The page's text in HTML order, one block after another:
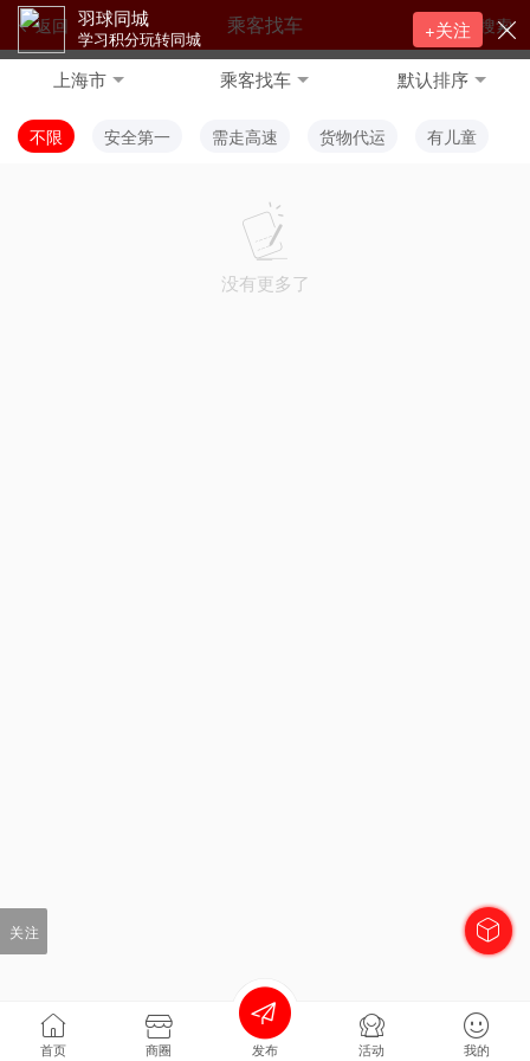
返回 搜索
乘客找车
上海市 乘客找车 默认排序
不限 安全第一 需走高速 货物代运 有儿童
没有更多了
首页 商圈 发布 活动 我的
关注
羽球同城
学习积分玩转同城 +关注